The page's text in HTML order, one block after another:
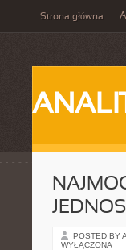
Strona główna
POSTED BY
WYŁĄCZONA